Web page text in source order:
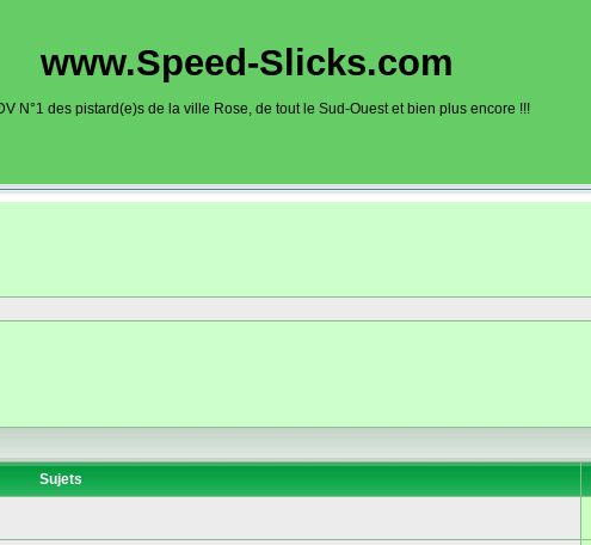
www.Speed-Slicks.com
N°1 des pistard(e)s de la ville Rose, de tout le Sud-Ouest et bien plus encore !!!
Sujets